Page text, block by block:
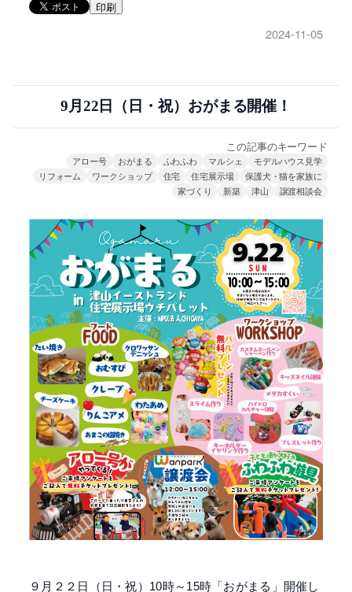
印刷
2024-11-05
9月22日（日・祝）おがまる開催！
この記事のキーワード
アロー号 おがまる ふわふわ マルシェ
モデルハウス見学
リフォーム
ワークショップ 住宅 住宅展示場
保護犬・猫を家族に
家づくり
新築 津山 譲渡相談会
９月２２日（日・祝）10時～15時「おがまる」開催し